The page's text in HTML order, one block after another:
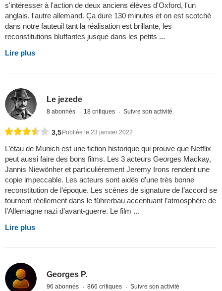
s'intéresser à l'action de deux anciens élèves d'Oxford, l'un
anglais, l'autre allemand. Ça dure 130 minutes et on est scotché
dans notre fauteuil tant la réalisation est brillante, les
reconstitutions bluffantes jusque dans les petits ...
Lire plus
Le jezede
8 abonnés 18 critiques Suivre son activité
3,5 Publiée le 23 janvier 2022
L’étau de Munich est une fiction historique qui prouve que Netflix
peut aussi faire des bons films. Les 3 acteurs Georges Mackay,
Jannis Niewönher et particulièrement Jeremy Irons rendent une
copie impeccable. Les acteurs sont aidés d’une très bonne
reconstitution de l’époque. Les scènes de signature de l’accord se
tournent réellement dans le führerbau accentuant l’atmosphère de
l’Allemagne nazi d’avant-guerre. Le film ...
Lire plus
Georges P.
96 abonnés 866 critiques Suivre son activité